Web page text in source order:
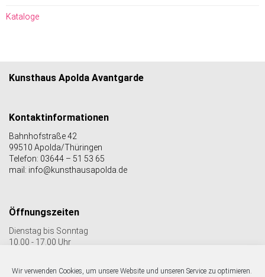
Wir verwenden Cookies, um unsere Website und unseren Service zu optimieren.
Kataloge
Kunsthaus Apolda Avantgarde
Kontaktinformationen
Bahnhofstraße 42
99510 Apolda/Thüringen
Telefon: 03644 – 51 53 65
mail: info@kunsthausapolda.de
Öffnungszeiten
Dienstag bis Sonntag
10.00 - 17.00 Uhr